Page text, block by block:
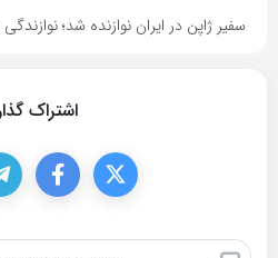
سفیر ژاپن در ایران نوازنده شد؛
اشتراک